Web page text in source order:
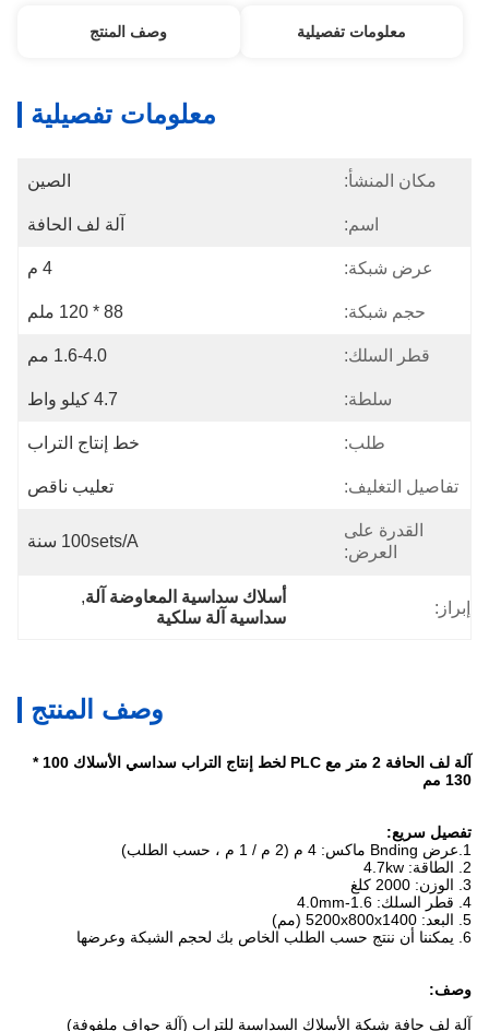
معلومات تفصيلية وصف المنتج
معلومات تفصيلية
مكان المنشأ: الصين
اسم: آلة لف الحافة
عرض شبكة: 4 م
حجم شبكة: 88 * 120 ملم
قطر السلك: 1.6-4.0 مم
سلطة: 4.7 كيلو واط
طلب: خط إنتاج التراب
تفاصيل التغليف: تعليب ناقص
القدرة على
العرض:
100sets/a سنة
إبراز:
أسلاك سداسية المعاوضة آلة,
سداسية آلة سلكية
وصف المنتج
آلة لف الحافة 2 متر مع PLC لخط إنتاج التراب سداسي الأسلاك 100 *
130 مم
تفصيل سريع:
4. قطر السلك: 1.6-4.0mm
5. البعد: 5200x800x1400 (مم)
6. يمكننا أن ننتج حسب الطلب الخاص بك لحجم الشبكة وعرضها
وصف:
آلة لف حافة شبكة الأسلاك السداسية للتراب (آلة حواف ملفوفة)